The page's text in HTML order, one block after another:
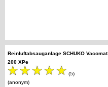
Reinluftabsauganlage SCHUKO Vacomat
200 XPe
(5)
(anonym)